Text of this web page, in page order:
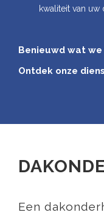
kwaliteit van uw
Benieuwd wat
Ontdek onze
Een